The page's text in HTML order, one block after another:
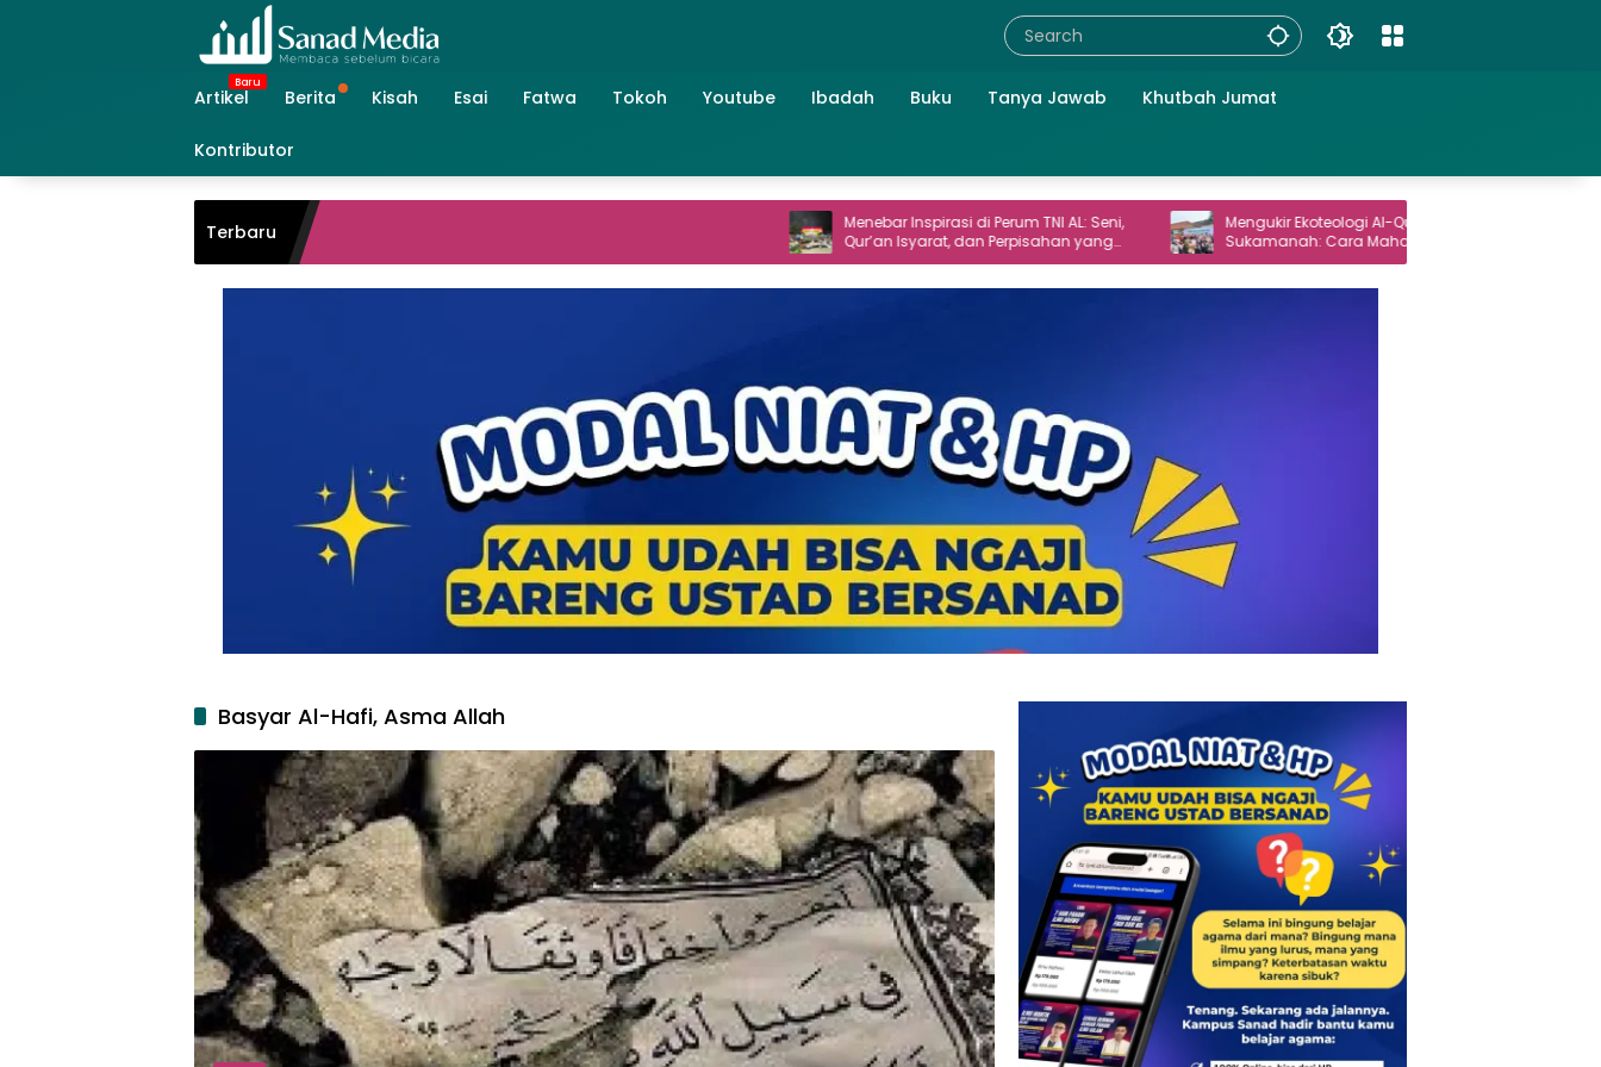
Artikel
Berita Kisah Esai Fatwa Tokoh Youtube Ibadah Buku Tanya Jawab Khutbah Jumat
Kontributor
Terbaru
Menebar Inspirasi di Perum TNI AL: Seni,
Qur’an Isyarat, dan Perpisahan yang
Hangat
Mengukir Ekoteologi Al-Qur’an di
Sukamanah: Cara Mahasiswi IIQ Jakarta
Menjaga Bumi Jonggol
Basyar Al-Hafi, Asma Allah